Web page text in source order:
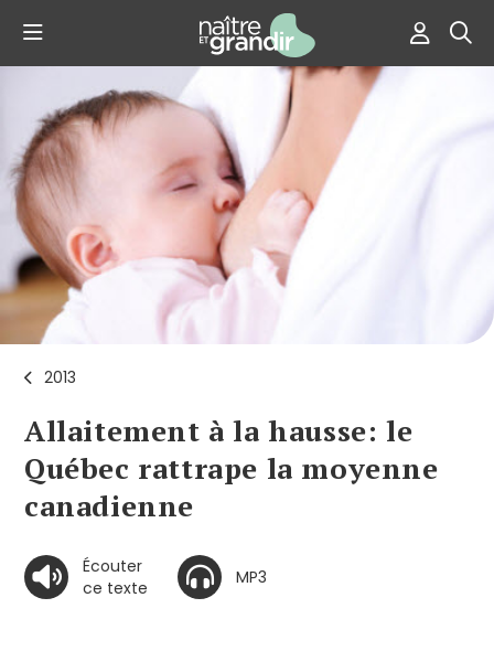
2013
Allaitement à la hausse: le
Québec rattrape la moyenne
canadienne
Écouter
ce texte
MP3